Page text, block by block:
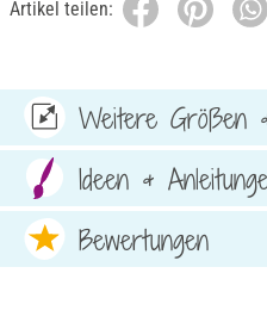
Artikel teilen:
Weitere Größen
Ideen &
Bewertungen